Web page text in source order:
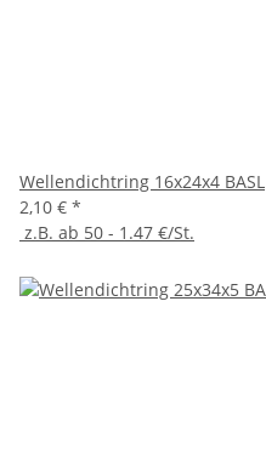
Wellendichtring 16x24x4 BASL
2,10 € *
z.B. ab 50 - 1.47 €/St.